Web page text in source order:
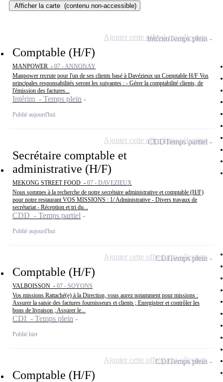
Afficher la carte (contenu non-accessible)
Comptable (H/F)
MANPOWER - 07 - ANNONAY
Manpower recrute pour l'un de ses clients basé à Davézieux un Comptable H/F Vos
principales responsabilités seront les suivantes : - Gérer la comptabilité clients, de
l'émission des factures...
Intérim - Temps plein
Publié aujourd'hui
IntérimTemps plein
Ajouter cette offre à ma sélection
Secrétaire comptable et
administrative (H/F)
MEKONG STREET FOOD - 07 - DAVEZIEUX
Nous sommes à la recherche de notre secrétaire administrative et comptable (H/F)
pour notre restaurant VOS MISSIONS : 1/ Administrative - Divers travaux de
secrétariat - Réception et tri du...
CDD - Temps partiel
Publié aujourd'hui
CDDTemps partiel
Ajouter cette offre à ma sélection
Comptable (H/F)
VALBOISSON - 07 - SOYONS
Vos missions Rattaché(e) à la Direction, vous aurez notamment pour missions :
Assurer la saisie des factures fournisseurs et clients ; Enregistrer et contrôler les
bons de livraison ; Assurer le...
CDI - Temps plein
Publié hier
CDITemps plein
Ajouter cette offre à ma sélection
Comptable (H/F)
CDITemps plein
Ajouter cette offre à ma sélection